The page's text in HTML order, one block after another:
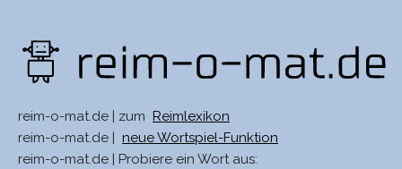
reim-o-mat.de | zum
Reimlexikon
reim-o-mat.de |
neue Wortspiel-Funktion
reim-o-mat.de | Probiere ein Wort aus: